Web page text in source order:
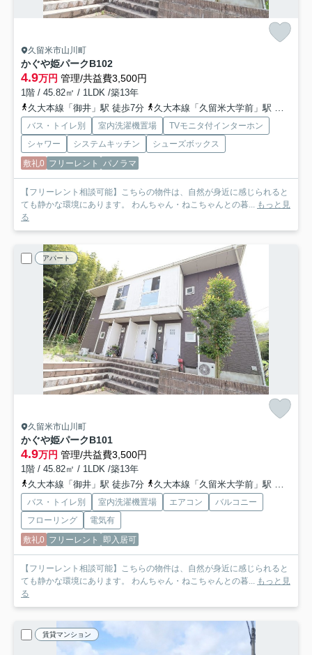
久留米市山川町
かぐや姫パークB102
4.9万円 管理/共益費3,500円
1階 / 45.82㎡ / 1LDK /築13年
久大本線「御井」駅 徒歩7分
久大本線「久留米大学前」駅 徒歩23分
バス・トイレ別 室内洗濯機置場
TVモニタ付インターホン
シャワー
システムキッチン
シューズボックス
敷礼0 フリーレント パノラマ
【フリーレント相談可能】こちらの物件は、自然が身近に感じられると
ても静かな環境にあります。 わんちゃん・ねこちゃんとの暮...
もっと見
る
アパート
久留米市山川町
かぐや姫パークB101
4.9万円 管理/共益費3,500円
1階 / 45.82㎡ / 1LDK /築13年
久大本線「御井」駅 徒歩7分
久大本線「久留米大学前」駅 徒歩23分
バス・トイレ別 室内洗濯機置場 エアコン
バルコニー
フローリング
電気有
敷礼0 フリーレント 即入居可
【フリーレント相談可能】こちらの物件は、自然が身近に感じられると
ても静かな環境にあります。 わんちゃん・ねこちゃんとの暮...
もっと見
る
賃貸マンション